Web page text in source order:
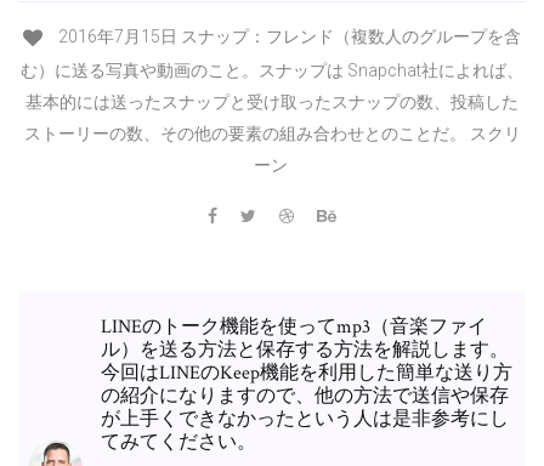
2016年7月15日 スナップ：フレンド（複数人のグループを含
む）に送る写真や動画のこと。スナップは Snapchat社によれば、
基本的には送ったスナップと受け取ったスナップの数、投稿した
ストーリーの数、その他の要素の組み合わせとのことだ。 スクリ
ーン
LINEのトーク機能を使ってmp3（音楽ファイ
ル）を送る方法と保存する方法を解説します。
今回はLINEのKeep機能を利用した簡単な送り方
の紹介になりますので、他の方法で送信や保存
が上手くできなかったという人は是非参考にし
てみてください。